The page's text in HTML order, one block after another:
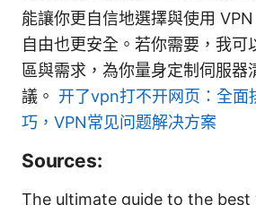
能讓你更自信地選擇與使用
自由也更安全。若你需要，我可
區與需求，為你量身定制伺服器
議。 开了vpn打不开网页：全面
巧，VPN常见问题解决方案
Sources:
The ultimate guide to the